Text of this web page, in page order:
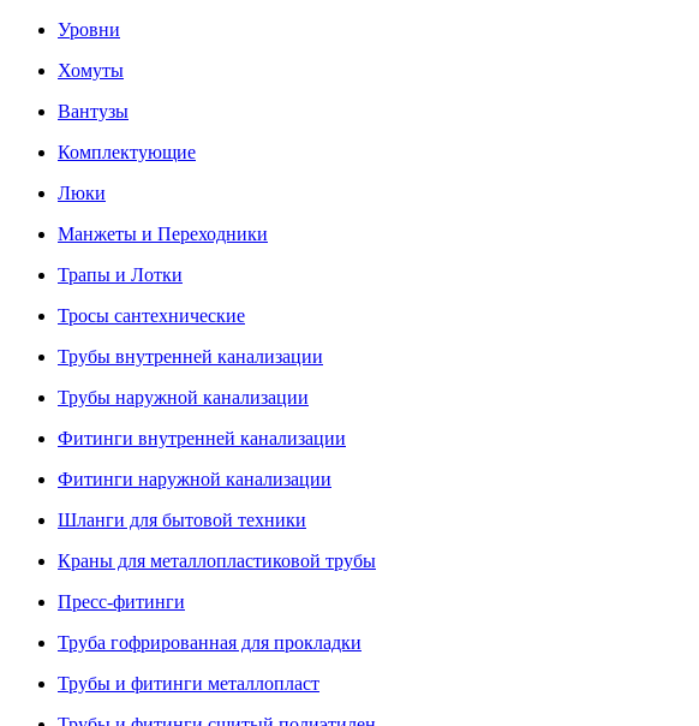
Уровни
Хомуты
Вантузы
Комплектующие
Люки
Манжеты и Переходники
Трапы и Лотки
Тросы сантехнические
Трубы внутренней канализации
Трубы наружной канализации
Фитинги внутренней канализации
Фитинги наружной канализации
Шланги для бытовой техники
Краны для металлопластиковой трубы
Пресс-фитинги
Труба гофрированная для прокладки
Трубы и фитинги металлопласт